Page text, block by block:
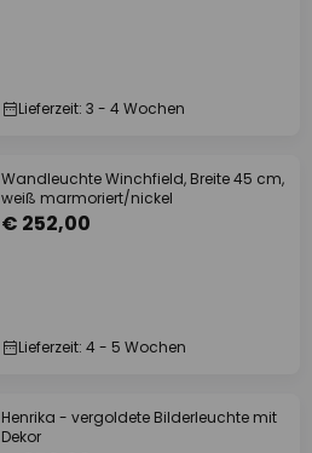
Lieferzeit: 3 - 4 Wochen
Wandleuchte Winchfield, Breite 45 cm,
weiß marmoriert/nickel
€ 252,00
Lieferzeit: 4 - 5 Wochen
Henrika - vergoldete Bilderleuchte mit
Dekor